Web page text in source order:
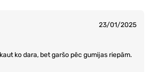
23/01/2025
ko dara, bet garšo pēc gumijas riepām.